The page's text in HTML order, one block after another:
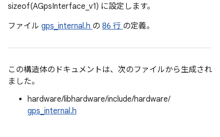
sizeof(AGpsInterface_v1) に設定します。
ファイル gps_internal.h の 86 行 の定義。
この構造体のドキュメントは、次のファイルから生成され
ました。
hardware/libhardware/include/hardware/
gps_internal.h